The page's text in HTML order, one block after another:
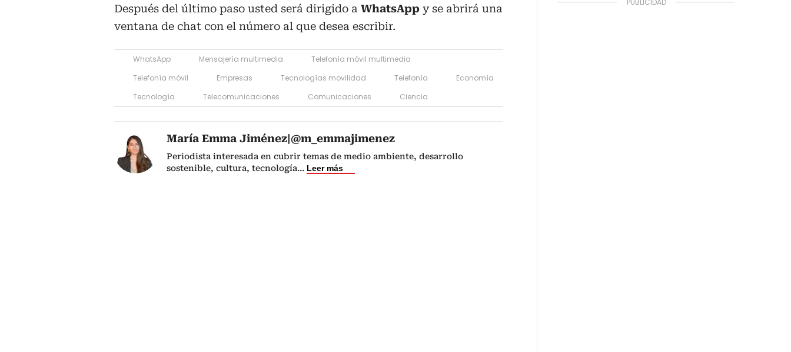
Después del último paso usted será dirigido a WhatsApp y se abrirá una
ventana de chat con el número al que desea escribir.
WhatsApp Mensajería multimedia
Telefonía móvil multimedia
Telefonía móvil
Empresas Tecnologías movilidad Telefonía
Economía
Tecnología
Telecomunicaciones Comunicaciones Ciencia
María Emma Jiménez|@m_emmajimenez
Periodista interesada en cubrir temas de medio ambiente, desarrollo
sostenible, cultura, tecnología... Leer más